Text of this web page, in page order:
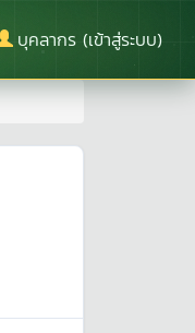
บุคลากร (เข้าสู่ระบบ)